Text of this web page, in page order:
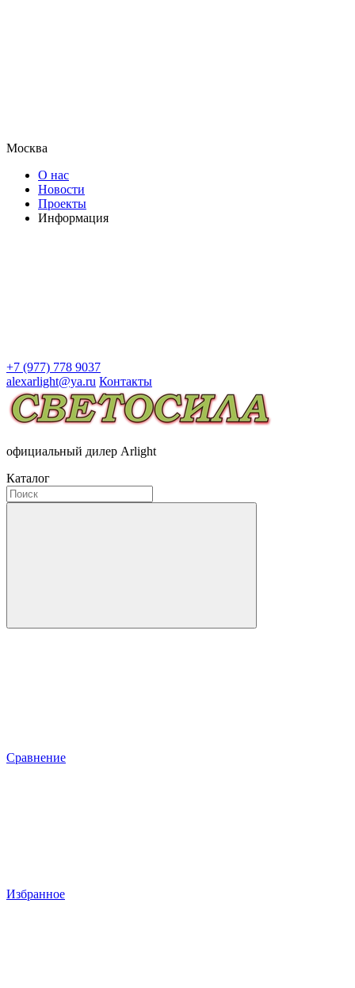
Москва
О нас
Новости
Проекты
Информация
+7 (977) 778 9037
alexarlight@ya.ru Контакты
официальный дилер Arlight
Каталог
Сравнение
Избранное